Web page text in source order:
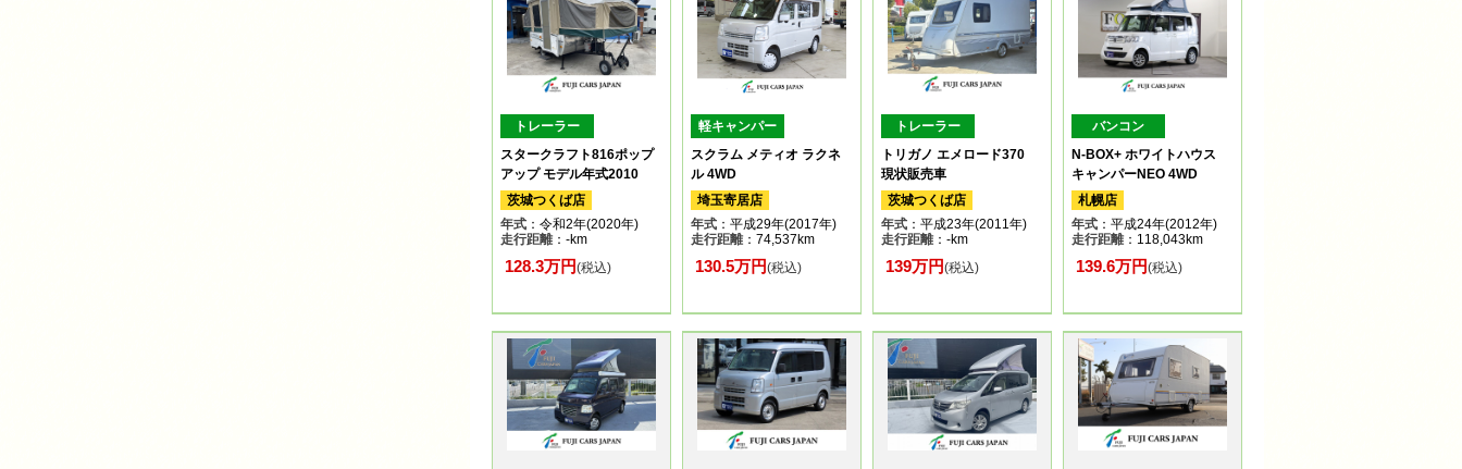
トレーラー
スタークラフト816ポップ
アップ モデル年式2010
茨城つくば店
年式：令和2年(2020年)
走行距離：-km
128.3万円(税込)
軽キャンパー
スクラム メティオ ラクネ
ル 4WD
埼玉寄居店
年式：平成29年(2017年)
走行距離：74,537km
130.5万円(税込)
トレーラー
トリガノ エメロード370
現状販売車
茨城つくば店
年式：平成23年(2011年)
走行距離：-km
139万円(税込)
バンコン
N-BOX+ ホワイトハウス
キャンパーNEO 4WD
札幌店
年式：平成24年(2012年)
走行距離：118,043km
139.6万円(税込)